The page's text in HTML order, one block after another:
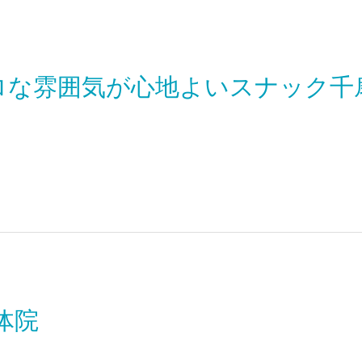
な雰囲気が心地よいスナック千
院